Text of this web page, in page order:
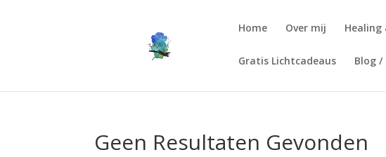
Home Over mij Healing
Gratis Lichtcadeaus Blog /
Geen Resultaten Gevonden